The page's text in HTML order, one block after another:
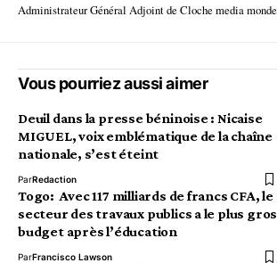
Administrateur Général Adjoint de Cloche media monde
Vous pourriez aussi aimer
Deuil dans la presse béninoise : Nicaise
MIGUEL, voix emblématique de la chaîne
nationale, s’est éteint
ParRedaction
Togo: Avec 117 milliards de francs CFA, le
secteur des travaux publics a le plus gros
budget après l’éducation
ParFrancisco Lawson